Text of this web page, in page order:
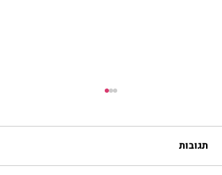
תגובות